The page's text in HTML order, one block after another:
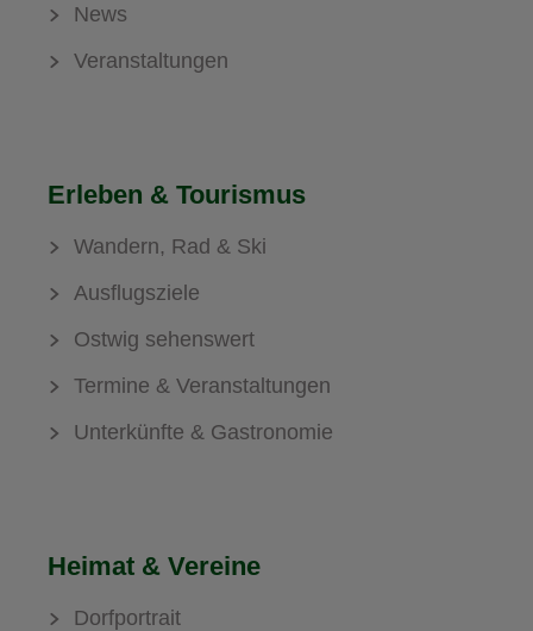
News
Veranstaltungen
Erleben & Tourismus
Wandern, Rad & Ski
Ausflugsziele
Ostwig sehenswert
Termine & Veranstaltungen
Unterkünfte & Gastronomie
Heimat & Vereine
Dorfportrait